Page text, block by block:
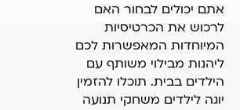
אתם יכולים לבחור האם
לרכוש את הכרטיסיות
המיוחדות המאפשרות לכם
ליהנות מבילוי משותף עם
הילדים בבית. תוכלו להזמין
יוגה לילדים משחקי תנועה